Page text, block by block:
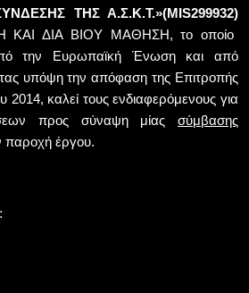
ΤΗΣ Α.Σ.Κ.Τ.»(MIS299932)
ΚΑΙ ΔΙΑ ΒΙΟΥ ΜΑΘΗΣΗ, το οποίο
από την Ευρωπαϊκή Ένωση και από
υπόψη την απόφαση της Επιτροπής
2014, καλεί τους ενδιαφερόμενους για
προς σύναψη μίας σύμβασης
παροχή έργου.
: